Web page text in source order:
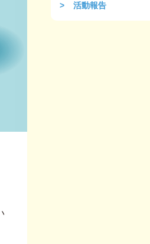
活動報告